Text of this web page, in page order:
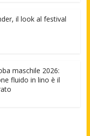
il look al festival
maschile 2026:
fluido in lino è il